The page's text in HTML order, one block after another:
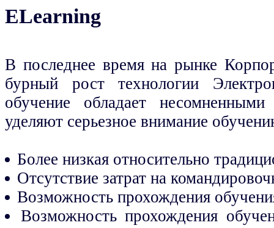
ELearning
В последнее время на рынке
бурный рост технологии
обучение обладает
уделяют серьезное внимание
Более низкая относительно
Отсутствие затрат на
Возможность прохождения
Возможность прохождения